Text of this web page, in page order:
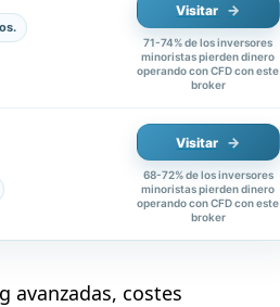
Visitar
71-74% de los inversores
minoristas pierden dinero
operando con CFD con este
broker
Visitar
68-72% de los inversores
minoristas pierden dinero
operando con CFD con este
broker
avanzadas, costes